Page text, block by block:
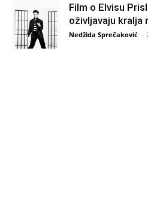
Film o Elvisu
oživljavaju kralja
Nedžida Sprečaković -